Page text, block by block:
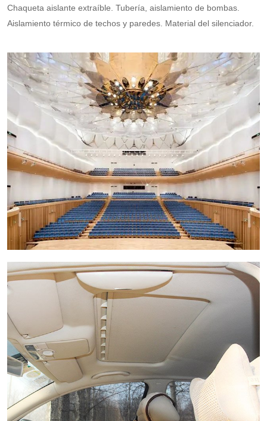
Chaqueta aislante extraíble. Tubería, aislamiento de bombas.
Aislamiento térmico de techos y paredes. Material del silenciador.